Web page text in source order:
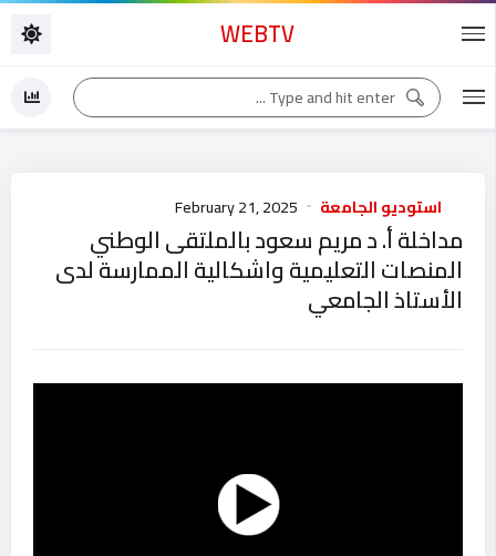
WEBTV
استوديو الجامعة February 21, 2025
مداخلة أ. د مريم سعود بالملتقى الوطني
المنصات التعليمية واشكالية الممارسة لدى
الأستاذ الجامعي